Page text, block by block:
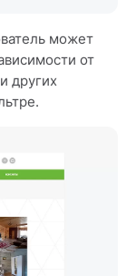
может
от
других